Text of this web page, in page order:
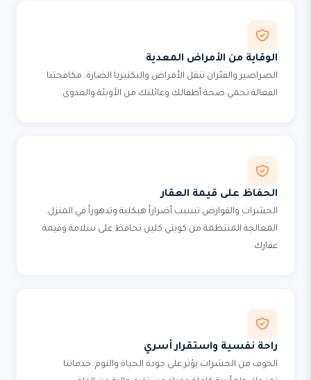
الوقاية من الأمراض المعدية
الصراصير والفئران تنقل الأمراض والبكتيريا الضارة. مكافحتنا
الفعالة تحمي صحة أطفالك وعائلتك من الأوبئة والعدوى.
الحفاظ على قيمة العقار
الحشرات والقوارض تسبب أضراراً هيكلية وتدهوراً في المنزل.
المعالجة المنتظمة من كويتي كلين تحافظ على سلامة وقيمة
عقارك.
راحة نفسية واستقرار أسري
الخوف من الحشرات يؤثر على جودة الحياة والنوم. خدماتنا